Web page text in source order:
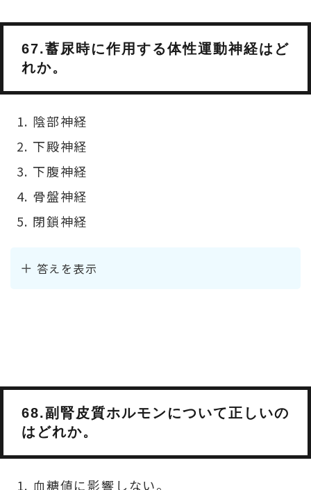
67.蓄尿時に作用する体性運動神経はど
れか。
陰部神経
下殿神経
下腹神経
骨盤神経
閉鎖神経
答えを表示
68.副腎皮質ホルモンについて正しいの
はどれか。
血糖値に影響しない。